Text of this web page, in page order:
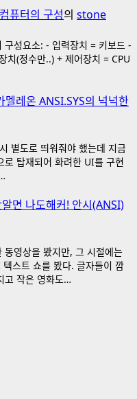
퓨터의 구성의 stone
구성요소: - 입력장치 = 키보드 -
치(정수만..) + 제어장치 = CPU
레온 ANSI.SYS의 넉넉한
별도로 띄워줘야 했는데 지금
로 탑재되어 화려한 UI를 구현
면 나도해커! 안시(ANSI)
동영상을 봤지만, 그 시절에는
스트 쇼를 봤다. 글자들이 깜
고 작은 영화도…